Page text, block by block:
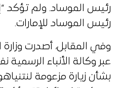
رئيس الموساد. ولم تؤكد
رئيس الموساد للإمارات.
وفي المقابل، أصدرت وزارة
عبر وكالة الأنباء الرسمية
بشأن زيارة مزعومة